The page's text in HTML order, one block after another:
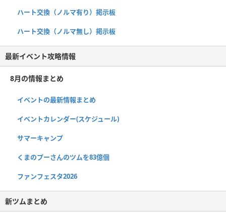
ハート交換（ノルマ有り）掲示板
ハート交換（ノルマ無し）掲示板
最新イベント攻略情報
8月の情報まとめ
イベントの最新情報まとめ
イベントカレンダー(スケジュール)
サマーキャンプ
くまのプーさんのツムを83億個
ファンフェスタ2026
新ツムまとめ